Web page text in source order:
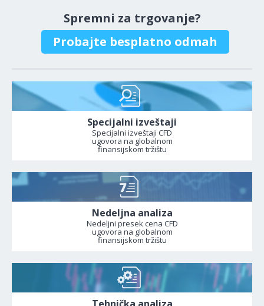
Spremni za trgovanje?
Probajte besplatno odmah
Specijalni izveštaji
Specijalni izveštaji CFD
ugovora na globalnom
finansijskom tržištu
Nedeljna analiza
Nedeljni presek cena CFD
ugovora na globalnom
finansijskom tržištu